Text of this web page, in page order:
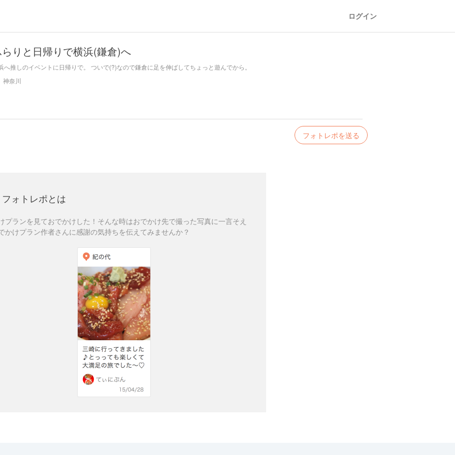
ログイン
りと日帰りで横浜(鎌倉)へ
へ推しのイベントに日帰りで。 ついで(?)なので鎌倉に足を伸ばしてちょっと遊んでから。
神奈川
フォトレポを送る
フォトレポとは
プランを見ておでかけした！そんな時はおでかけ先で撮った写真に一言そえ
かけプラン作者さんに感謝の気持ちを伝えてみませんか？